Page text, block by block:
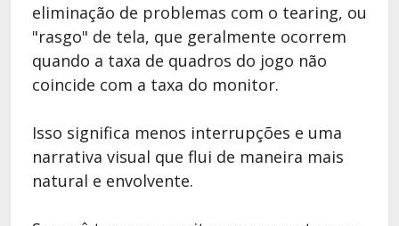
eliminação de problemas com o tearing, ou
"rasgo" de tela, que geralmente ocorrem
quando a taxa de quadros do jogo não
coincide com a taxa do monitor.
Isso significa menos interrupções e uma
narrativa visual que flui de maneira mais
natural e envolvente.